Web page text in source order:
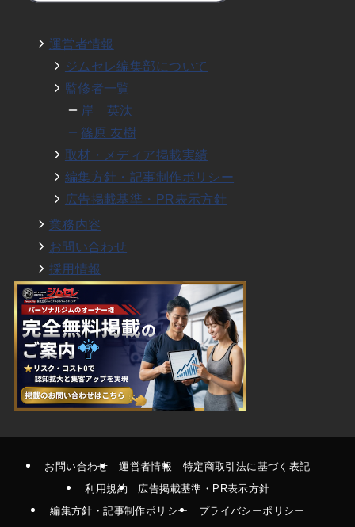
運営者情報
ジムセレ編集部について
監修者一覧
岸 英汰
篠原 友樹
取材・メディア掲載実績
編集方針・記事制作ポリシー
広告掲載基準・PR表示方針
業務内容
お問い合わせ
採用情報
お問い合わせ 運営者情報
特定商取引法に基づく表記
利用規約
広告掲載基準・PR表示方針
編集方針・記事制作ポリシー
プライバシーポリシー